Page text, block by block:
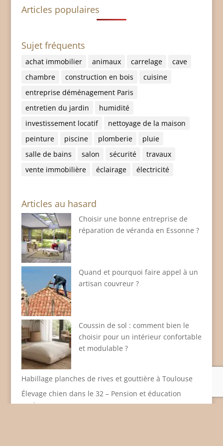
Articles populaires
Sujet fréquents
achat immobilier animaux carrelage
cave
chambre
construction en bois
cuisine
entreprise déménagement Paris
entretien du jardin
humidité
investissement locatif
nettoyage de la maison
peinture
piscine plomberie
pluie
salle de bains
salon sécurité
travaux
vente immobilière
éclairage électricité
Articles au hasard
Choisir une bonne entreprise de
réparation de véranda en Essonne ?
Quand et pourquoi faire appel à un
artisan couvreur ?
Coussin de sol : comment bien le
choisir pour un intérieur confortable
et modulable ?
Habillage planches de rives et gouttière à Toulouse
Élevage chien dans le 32 – Pension et éducation
canine